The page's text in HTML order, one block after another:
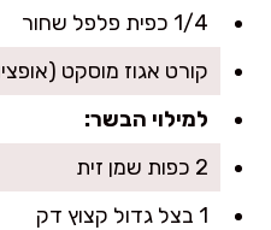
1/4 כפית פלפל שחור
קורט אגוז מוסקט
למילוי הבשר:
2 כפות שמן זית
1 בצל גדול קצוץ דק